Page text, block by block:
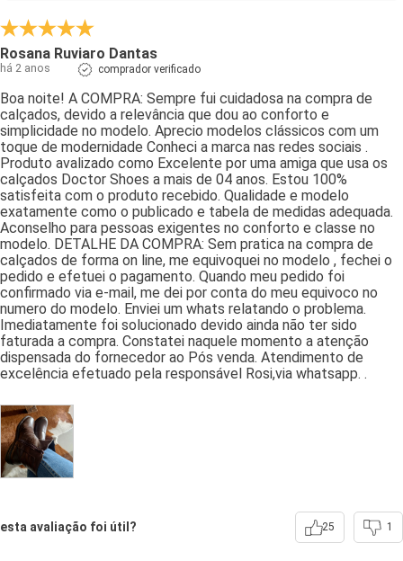
Rosana Ruviaro Dantas
há 2 anos comprador verificado
Boa noite! A COMPRA: Sempre fui cuidadosa na compra de
calçados, devido a relevância que dou ao conforto e
simplicidade no modelo. Aprecio modelos clássicos com um
toque de modernidade Conheci a marca nas redes sociais .
Produto avalizado como Excelente por uma amiga que usa os
calçados Doctor Shoes a mais de 04 anos. Estou 100%
satisfeita com o produto recebido. Qualidade e modelo
exatamente como o publicado e tabela de medidas adequada.
Aconselho para pessoas exigentes no conforto e classe no
modelo. DETALHE DA COMPRA: Sem pratica na compra de
calçados de forma on line, me equivoquei no modelo , fechei o
pedido e efetuei o pagamento. Quando meu pedido foi
confirmado via e-mail, me dei por conta do meu equivoco no
numero do modelo. Enviei um whats relatando o problema.
Imediatamente foi solucionado devido ainda não ter sido
faturada a compra. Constatei naquele momento a atenção
dispensada do fornecedor ao Pós venda. Atendimento de
excelência efetuado pela responsável Rosi,via whatsapp. .
esta avaliação foi útil? 25 1